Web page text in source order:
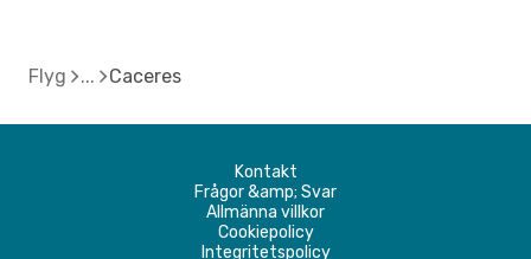
Flyg Caceres
Kontakt
Frågor &amp; Svar
Allmänna villkor
Cookiepolicy
Integritetspolicy